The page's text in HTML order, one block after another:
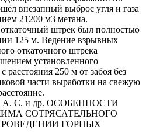
внезапный выброс угля и газа
21200 м3 метана.
штрек был полностью
125 м. Ведение взрывных
откаточного штрека
установленного
250 м от забоя без
части выработки на свежую
А. С. и др. ОСОБЕННОСТИ
СОТРЯСАТЕЛЬНОГО
ГОРНЫХ